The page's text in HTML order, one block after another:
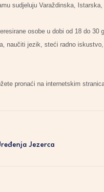
sudjeluju Varaždinska,
osobe u dobi od 18 do
naučiti jezik, steći radno
pronaći na internetskim
Jezerca